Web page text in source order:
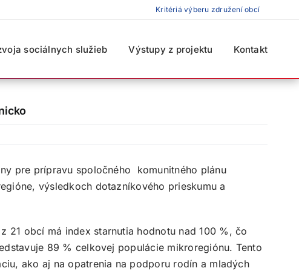
Kritériá výberu združení obcí
sociálnych služieb Výstupy z projektu Kontakt
pre prípravu spoločného komunitného plánu
výsledkoch dotazníkového prieskumu a
21 obcí má index starnutia hodnotu nad 100 %, čo
89 % celkovej populácie mikroregiónu. Tento
ako aj na opatrenia na podporu rodín a mladých